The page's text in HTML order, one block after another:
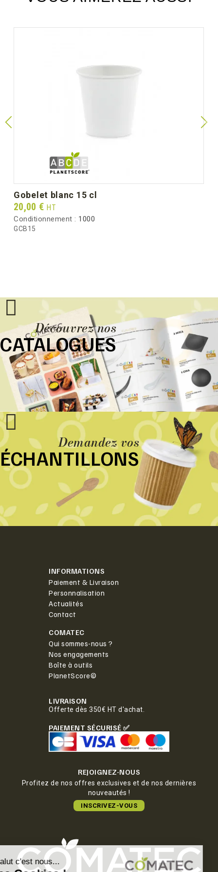
gobelet blanc 15 cl
Prix
20,00 € HT
Conditionnement : 1000
GCB15
Découvrez nos
CATALOGUES
Demandez vos
ÉCHANTILLONS
INFORMATIONS
Paiement & Livraison
Personnalisation
Actualités
Contact
COMATEC
Qui sommes-nous ?
Nos engagements
Boîte à outils
PlanetScore©
LIVRAISON
Offerte dès 350€ HT d'achat.
PAIEMENT SÉCURISÉ ✅
REJOIGNEZ-NOUS
Profitez de nos offres exclusives et de nos dernières
nouveautés !
INSCRIVEZ-VOUS